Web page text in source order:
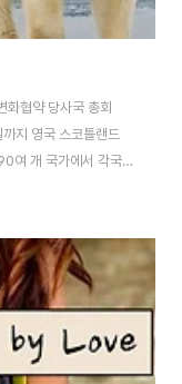
협약 당사국 총회
지 영국 스코틀랜드
여 개 국가에서 각국
변화에 대해 논의하고
인 마드리드에서 개최
COP26의 성공적인
고 있는 4가지 목표는
목표의 확립 기